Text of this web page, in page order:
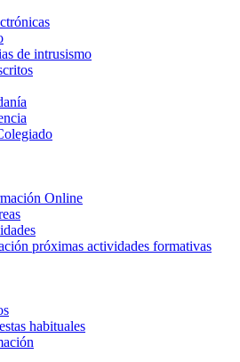
de intrusismo
Online
próximas actividades formativas
habituales